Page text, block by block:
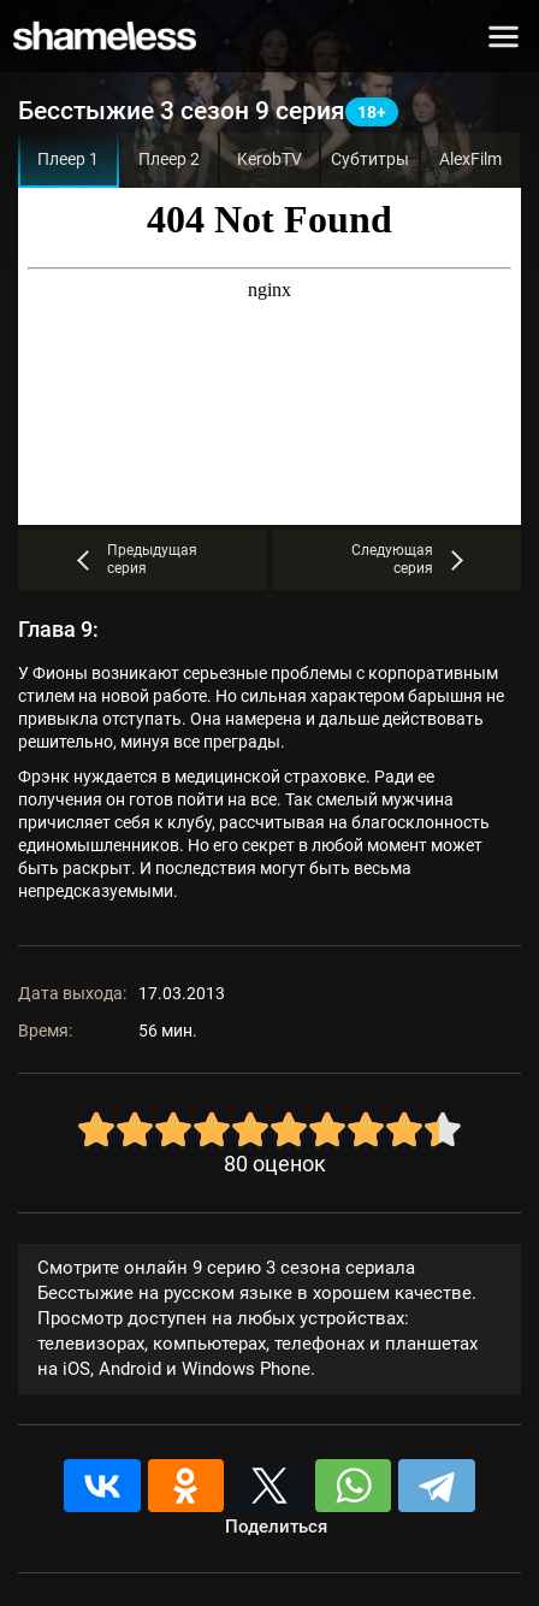
Бесстыжие 3 сезон 9 серия
Плеер 1 Плеер 2 KerobTV Субтитры AlexFilm
Предыдущая
серия
Следующая
серия
Глава 9:
У Фионы возникают серьезные проблемы с корпоративным
стилем на новой работе. Но сильная характером барышня не
привыкла отступать. Она намерена и дальше действовать
решительно, минуя все преграды.
Фрэнк нуждается в медицинской страховке. Ради ее
получения он готов пойти на все. Так смелый мужчина
причисляет себя к клубу, рассчитывая на благосклонность
единомышленников. Но его секрет в любой момент может
быть раскрыт. И последствия могут быть весьма
непредсказуемыми.
Дата выхода:
17.03.2013
Время:
56 мин.
80 оценок
Смотрите онлайн 9 серию 3 сезона сериала
Бесстыжие на русском языке в хорошем качестве.
Просмотр доступен на любых устройствах:
телевизорах, компьютерах, телефонах и планшетах
на iOS, Android и Windows Phone.
Поделиться